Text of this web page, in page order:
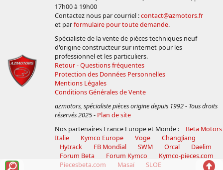
17h00 à 19h00
Contactez nous par courriel :contact@azmotors.fr
et parformulaire pour toute demande.
Spécialiste de la vente de pièces techniques neuf
d'origine constructeur sur internet pour les
professionnel et les particuliers.
Retour - Questions fréquentes
Protection des Données Personnelles
Mentions Légales
Conditions Générales de Vente
azmotors, spécialiste pièces origine depuis 1992 - Tous droits
réservés 2025- Plan de site
Nos partenaires France Europe et Monde :
Beta Motors
Italie
Kymco Europe Voge
ChangJiang
Hytrack
FB Mondial SWM Orcal
Daelim
Forum Beta
Forum Kymco
Kymco-pieces.com
Piecesbeta.com
Masaï SLOE
Voir